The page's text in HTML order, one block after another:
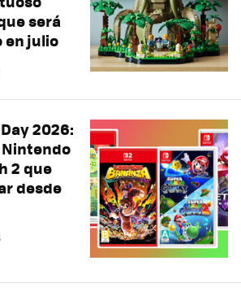
será
en julio
2026:
2 que
desde